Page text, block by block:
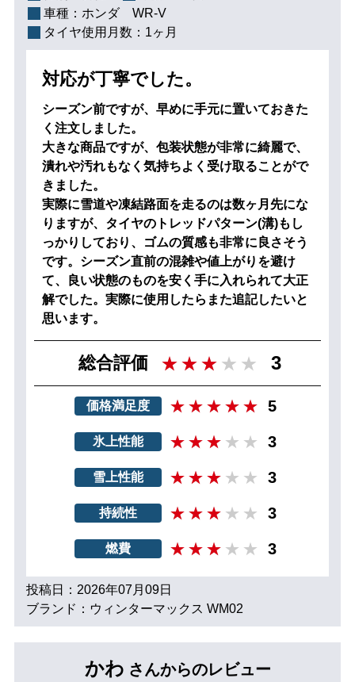
車種： ホンダ WR-V
タイヤ使用月数： 1ヶ月
対応が丁寧でした。
シーズン前ですが、早めに手元に置いておきた
く注文しました。
大きな商品ですが、包装状態が非常に綺麗で、
潰れや汚れもなく気持ちよく受け取ることがで
きました。
実際に雪道や凍結路面を走るのは数ヶ月先にな
りますが、タイヤのトレッドパターン(溝)もし
っかりしており、ゴムの質感も非常に良さそう
です。シーズン直前の混雑や値上がりを避け
て、良い状態のものを安く手に入れられて大正
解でした。実際に使用したらまた追記したいと
思います。
総合評価 3
価格満足度 5
氷上性能 3
雪上性能 3
持続性 3
燃費 3
投稿日：2026年07月09日
ブランド：ウィンターマックス WM02
かわ さんからのレビュー